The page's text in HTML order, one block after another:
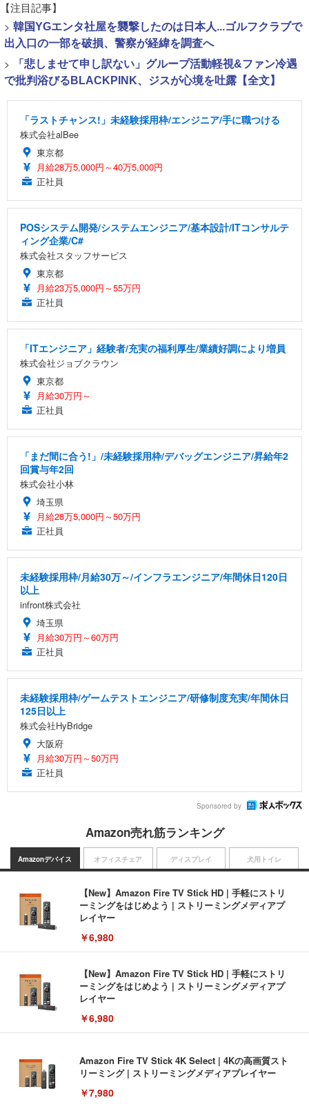
【注目記事】
> 韓国YGエンタ社屋を襲撃したのは日本人...ゴルフクラブで
出入口の一部を破損、警察が経緯を調査へ
>
「悲しませて申し訳ない」グループ活動軽視&ファン冷遇
で批判浴びるBLACKPINK、ジスが心境を吐露【全文】
「ラストチャンス!」未経験採用枠/エンジニア/手に職つける
株式会社alBee
東京都
月給28万5,000円～40万5,000円
正社員
POSシステム開発/システムエンジニア/基本設計/ITコンサルテ
ィング企業/C#
株式会社スタッフサービス
東京都
月給23万5,000円～55万円
正社員
「ITエンジニア」経験者/充実の福利厚生/業績好調により増員
株式会社ジョブクラウン
東京都
月給30万円～
正社員
「まだ間に合う!」/未経験採用枠/デバッグエンジニア/昇給年2
回賞与年2回
株式会社小林
埼玉県
月給28万5,000円～50万円
正社員
未経験採用枠/月給30万～/インフラエンジニア/年間休日120日
以上
infront株式会社
埼玉県
月給30万円～60万円
正社員
未経験採用枠/ゲームテストエンジニア/研修制度充実/年間休日
125日以上
株式会社HyBridge
大阪府
月給30万円～50万円
正社員
Sponsored by
Amazon売れ筋ランキング
Amazonデバイス
【New】Amazon Fire TV Stick HD | 手軽にストリ
ーミングをはじめよう | ストリーミングメディアプ
レイヤー
￥6,980
【New】Amazon Fire TV Stick HD | 手軽にストリ
ーミングをはじめよう | ストリーミングメディアプ
レイヤー
￥6,980
Amazon Fire TV Stick 4K Select | 4Kの高画質スト
リーミング | ストリーミングメディアプレイヤー
￥7,980
オフィスチェア ディスプレイ 犬用トイレ